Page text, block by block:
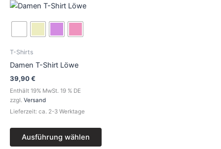
T-Shirts
Damen T-Shirt Löwe
39,90€
Enthält 19% MwSt. 19 % DE
zzgl. Versand
Lieferzeit: ca. 2-3 Werktage
Ausführung wählen